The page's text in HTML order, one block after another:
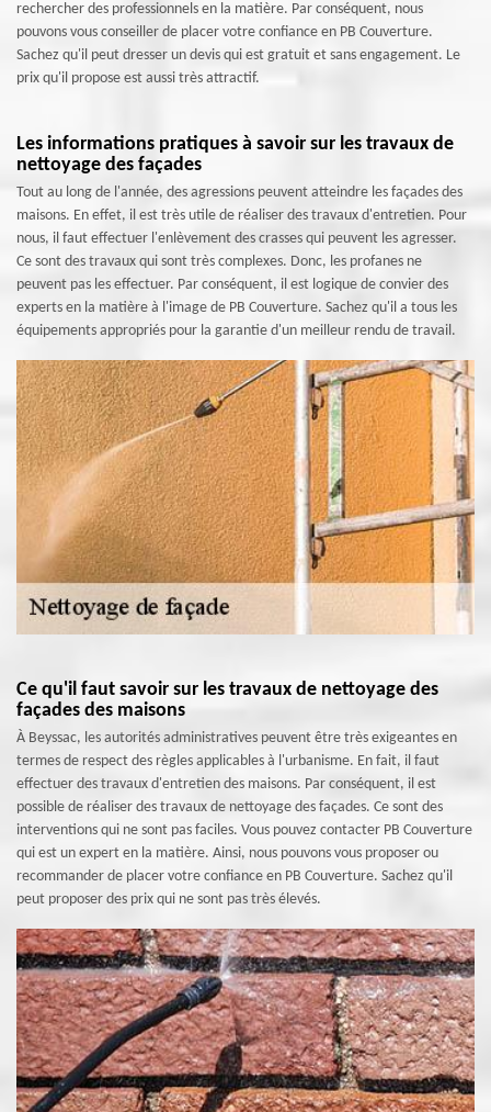
rechercher des professionnels en la matière. Par conséquent, nous
pouvons vous conseiller de placer votre confiance en PB Couverture.
Sachez qu'il peut dresser un devis qui est gratuit et sans engagement. Le
prix qu'il propose est aussi très attractif.
Les informations pratiques à savoir sur les travaux de
nettoyage des façades
Tout au long de l'année, des agressions peuvent atteindre les façades des
maisons. En effet, il est très utile de réaliser des travaux d'entretien. Pour
nous, il faut effectuer l'enlèvement des crasses qui peuvent les agresser.
Ce sont des travaux qui sont très complexes. Donc, les profanes ne
peuvent pas les effectuer. Par conséquent, il est logique de convier des
experts en la matière à l'image de PB Couverture. Sachez qu'il a tous les
équipements appropriés pour la garantie d'un meilleur rendu de travail.
Ce qu'il faut savoir sur les travaux de nettoyage des
façades des maisons
À Beyssac, les autorités administratives peuvent être très exigeantes en
termes de respect des règles applicables à l'urbanisme. En fait, il faut
effectuer des travaux d'entretien des maisons. Par conséquent, il est
possible de réaliser des travaux de nettoyage des façades. Ce sont des
interventions qui ne sont pas faciles. Vous pouvez contacter PB Couverture
qui est un expert en la matière. Ainsi, nous pouvons vous proposer ou
recommander de placer votre confiance en PB Couverture. Sachez qu'il
peut proposer des prix qui ne sont pas très élevés.